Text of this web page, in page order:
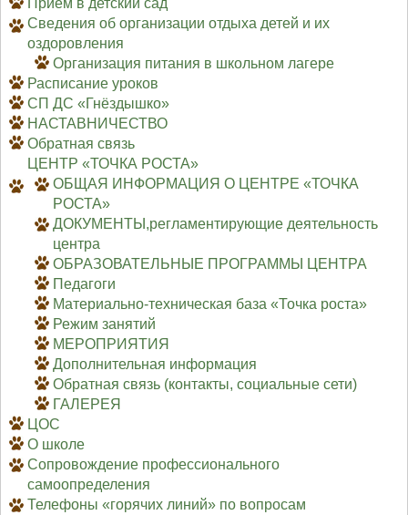
Сведения об организации отдыха детей и их
оздоровления
Организация питания в школьном лагере
Расписание уроков
СП ДС «Гнёздышко»
НАСТАВНИЧЕСТВО
Обратная связь
ЦЕНТР «ТОЧКА РОСТА»
ОБЩАЯ ИНФОРМАЦИЯ О ЦЕНТРЕ «ТОЧКА
РОСТА»
ДОКУМЕНТЫ,регламентирующие деятельность
центра
ОБРАЗОВАТЕЛЬНЫЕ ПРОГРАММЫ ЦЕНТРА
Педагоги
Материально-техническая база «Точка роста»
Режим занятий
МЕРОПРИЯТИЯ
Дополнительная информация
Обратная связь (контакты, социальные сети)
ГАЛЕРЕЯ
ЦОС
О школе
Сопровождение профессионального
самоопределения
Телефоны «горячих линий» по вопросам